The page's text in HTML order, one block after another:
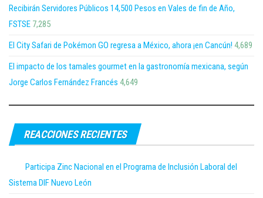
Recibirán Servidores Públicos 14,500 Pesos en Vales de fin de Año,
FSTSE 7,285
El City Safari de Pokémon GO regresa a México, ahora ¡en Cancún! 4,689
El impacto de los tamales gourmet en la gastronomía mexicana, según
Jorge Carlos Fernández Francés 4,649
REACCIONES RECIENTES
Participa Zinc Nacional en el Programa de Inclusión Laboral del
Sistema DIF Nuevo León